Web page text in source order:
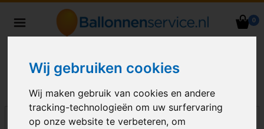
Wij gebruiken cookies
Wij maken gebruik van cookies en andere
tracking-technologieën om uw surfervaring
op onze website te verbeteren, om
0
Nederland